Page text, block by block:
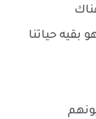
بقيه حياتنا